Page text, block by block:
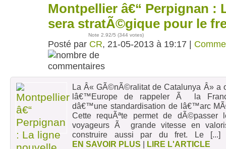
Montpellier â€“ Perpignan :
sera stratÃ©gique pour le
Note 2.92/5 (344 votes)
Posté par CR, 21-05-2013 à 19:17 |
La Â« GÃ©nÃ©ralitat de Catalunya Â» a
lâ€™Europe de rappeler Ã la
dâ€™une standardisation de lâ€™arc
Cette requÃªte permet de dÃ©passer
voyageurs Ã grande vitesse en
construire aussi par du fret. Le
EN SAVOIR PLUS | LIRE L'ARTICLE